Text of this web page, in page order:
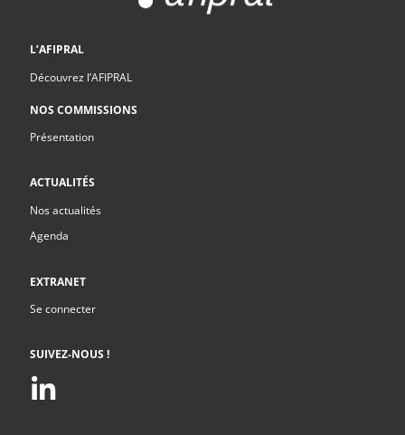
L’AFIPRAL
Découvrez l’AFIPRAL
NOS COMMISSIONS
Présentation
ACTUALITÉS
Nos actualités
Agenda
EXTRANET
Se connecter
SUIVEZ-NOUS !